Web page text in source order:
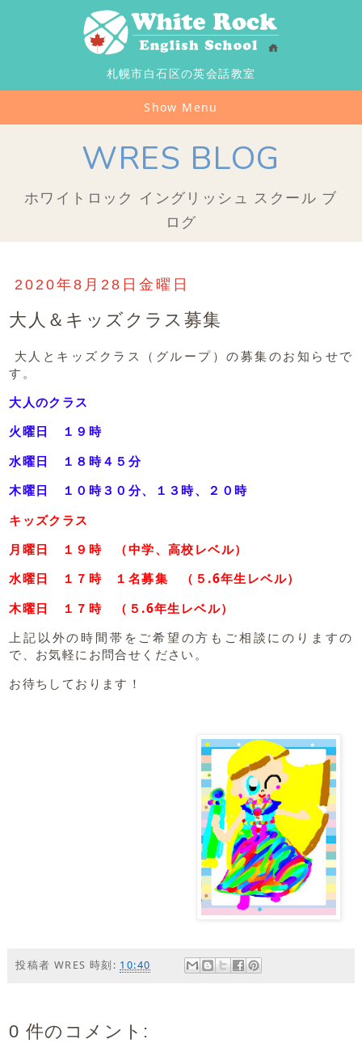
札幌市白石区の英会話教室
Show Menu
WRES BLOG
ホワイトロック イングリッシュ スクール ブ
ログ
2020年8月28日金曜日
大人＆キッズクラス募集
大人とキッズクラス（グループ）の募集のお知らせで
す。
大人のクラス
火曜日 １９時
水曜日 １８時４５分
木曜日 １０時３０分、１３時、２０時
キッズクラス
月曜日 １９時 （中学、高校レベル）
水曜日 １７時 １名募集 （５.6年生レベル）
木曜日 １７時 （５.6年生レベル）
上記以外の時間帯をご希望の方もご相談にのりますの
で、お気軽にお問合せください。
お待ちしております！
投稿者 WRES 時刻: 10:40
0 件のコメント: